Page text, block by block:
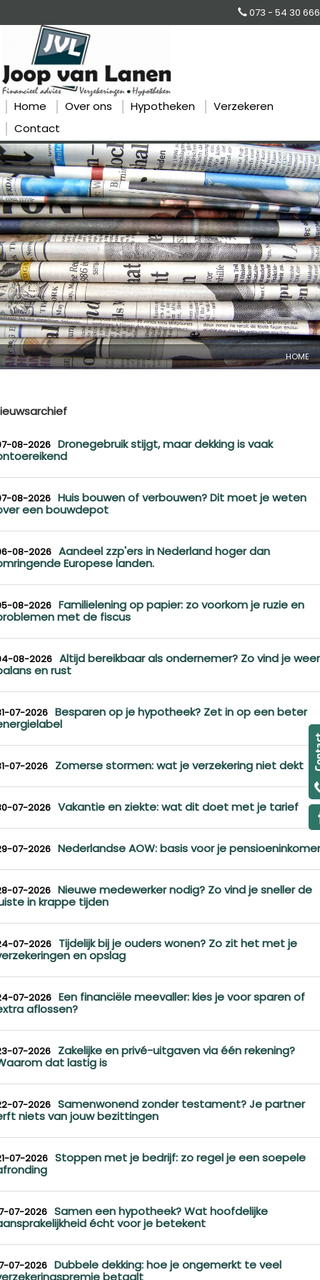
073 - 54 30 666
Home Over ons Hypotheken
Verzekeren
Contact
HOME
08-2026 Dronegebruik stijgt, maar dekking is vaak
08-2026 Huis bouwen of verbouwen? Dit moet je weten
een bouwdepot
08-2026 Aandeel zzp'ers in Nederland hoger dan
Europese landen.
08-2026 Familielening op papier: zo voorkom je ruzie en
met de fiscus
08-2026 Altijd bereikbaar als ondernemer? Zo vind je weer
en rust
07-2026 Besparen op je hypotheek? Zet in op een beter
07-2026 Zomerse stormen: wat je verzekering niet dekt
07-2026 Vakantie en ziekte: wat dit doet met je tarief
07-2026 Nederlandse AOW: basis voor je
07-2026 Nieuwe medewerker nodig? Zo vind je sneller de
in krappe tijden
07-2026 Tijdelijk bij je ouders wonen? Zo zit het met je
en opslag
07-2026 Een financiële meevaller: kies je voor sparen of
aflossen?
07-2026 Zakelijke en privé-uitgaven via één rekening?
dat lastig is
07-2026 Samenwonend zonder testament? Je partner
niets van jouw bezittingen
07-2026 Stoppen met je bedrijf: zo regel je een soepele
07-2026 Samen een hypotheek? Wat hoofdelijke
écht voor je betekent
07-2026 Dubbele dekking: hoe je ongemerkt te veel
betaalt